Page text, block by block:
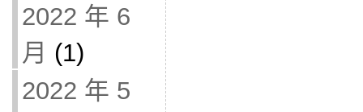
2022 年 6
月 (1)
2022 年 5